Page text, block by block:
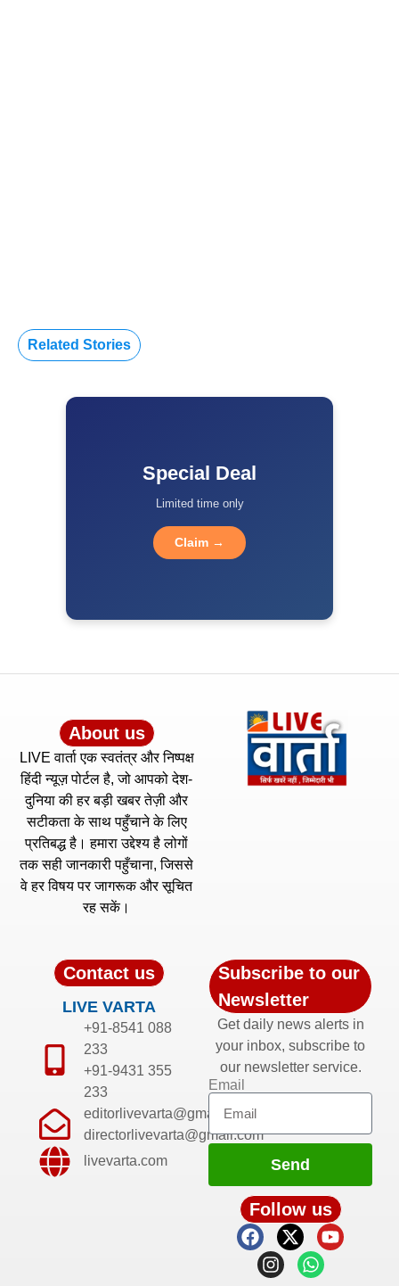
Related Stories
Special Deal
Limited time only
Claim →
About us
LIVE वार्ता एक स्वतंत्र और निष्पक्ष
हिंदी न्यूज़ पोर्टल है, जो आपको देश-
दुनिया की हर बड़ी खबर तेज़ी और
सटीकता के साथ पहुँचाने के लिए
प्रतिबद्ध है। हमारा उद्देश्य है लोगों
तक सही जानकारी पहुँचाना, जिससे
वे हर विषय पर जागरूक और सूचित
रह सकें।
Contact us
LIVE VARTA
+91-8541 088
233
+91-9431 355
233
editorlivevarta@gmail.com
directorlivevarta@gmail.com
livevarta.com
Subscribe to our
Newsletter
Get daily news alerts in
your inbox, subscribe to
our newsletter service.
Email
Send
Follow us